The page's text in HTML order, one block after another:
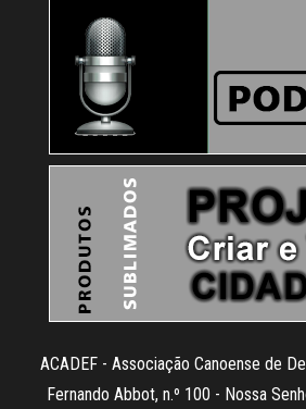
ACADEF - Associação Canoense de
Fernando Abbot, n.º 100 - Nossa